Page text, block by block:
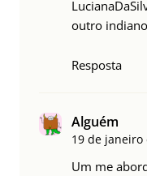
outro
Resposta
Alguém
19 de janeiro
Um me